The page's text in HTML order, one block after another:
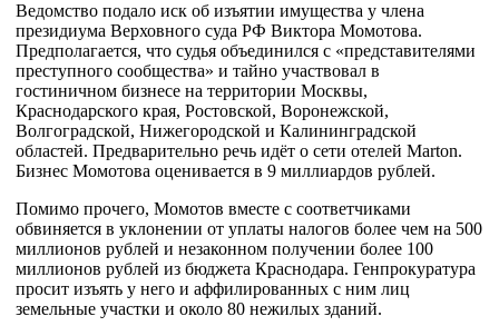
Ведомство подало иск об изъятии имущества у члена
президиума Верховного суда РФ Виктора Момотова.
Предполагается, что судья объединился с «представителями
преступного сообщества» и тайно участвовал в
гостиничном бизнесе на территории Москвы,
Краснодарского края, Ростовской, Воронежской,
Волгоградской, Нижегородской и Калининградской
областей. Предварительно речь идёт о сети отелей Marton.
Бизнес Момотова оценивается в 9 миллиардов рублей.
Помимо прочего, Момотов вместе с соответчиками
обвиняется в уклонении от уплаты налогов более чем на 500
миллионов рублей и незаконном получении более 100
миллионов рублей из бюджета Краснодара. Генпрокуратура
просит изъять у него и аффилированных с ним лиц
земельные участки и около 80 нежилых зданий.